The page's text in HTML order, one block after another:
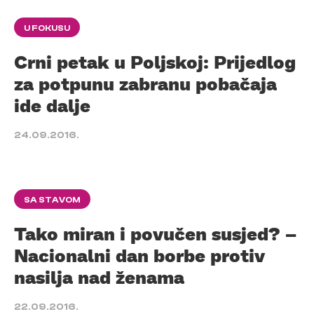
U FOKUSU
Crni petak u Poljskoj: Prijedlog
za potpunu zabranu pobačaja
ide dalje
24.09.2016.
SA STAVOM
Tako miran i povučen susjed? –
Nacionalni dan borbe protiv
nasilja nad ženama
22.09.2016.